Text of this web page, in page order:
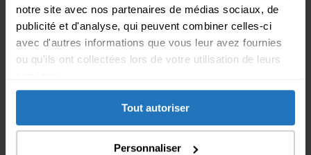
notre site avec nos partenaires de médias sociaux, de
publicité et d'analyse, qui peuvent combiner celles-ci
avec d'autres informations que vous leur avez fournies
ou qu'ils ont collectées lors de votre utilisation de leurs
Tout autoriser
Personnaliser
En plus des règles spécifiques pour l’Autriche, il est
important de connaître également les exigences
générales liées à un déménagement à l’étranger.
Retrouvez toutes les informations essentielles dans